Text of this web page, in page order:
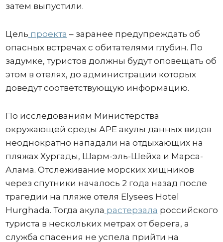
затем выпустили.
Цель проекта – заранее предупреждать об
опасных встречах с обитателями глубин. По
задумке, туристов должны будут оповещать об
этом в отелях, до администрации которых
доведут соответствующую информацию.
По исследованиям Министерства
окружающей среды АРЕ акулы данных видов
неоднократно нападали на отдыхающих на
пляжах Хургады, Шарм-эль-Шейха и Марса-
Алама. Отслеживание морских хищников
через спутники началось 2 года назад после
трагедии на пляже отеля Elysees Hotel
Hurghada. Тогда акула растерзала российского
туриста в нескольких метрах от берега, а
служба спасения не успела прийти на